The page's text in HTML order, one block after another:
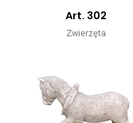
Art. 302
Zwierzęta